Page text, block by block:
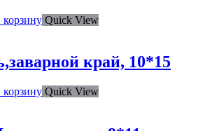
корзину Quick View
край, 10*15
корзину Quick View